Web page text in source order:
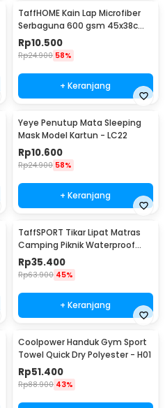
TaffHOME Kain Lap Microfiber
Serbaguna 600 gsm 45x38cm 1
PCS - H-35G
Rp10.500
Rp24.900 58%
+ Keranjang
Yeye Penutup Mata Sleeping
Mask Model Kartun - LC22
Rp10.600
Rp24.900 58%
+ Keranjang
TaffSPORT Tikar Lipat Matras
Camping Piknik Waterproof
Mat 1.4x1.52M - FS-007
Rp35.400
Rp63.900 45%
+ Keranjang
Coolpower Handuk Gym Sport
Towel Quick Dry Polyester - H01
Rp51.400
Rp88.900 43%